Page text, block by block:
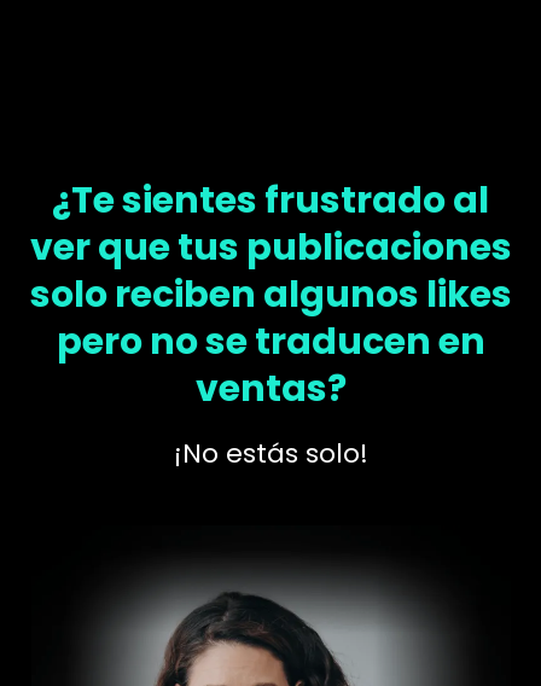
¿Te sientes frustrado al
ver que tus publicaciones
solo reciben algunos likes
pero no se traducen en
ventas?
¡No estás solo!